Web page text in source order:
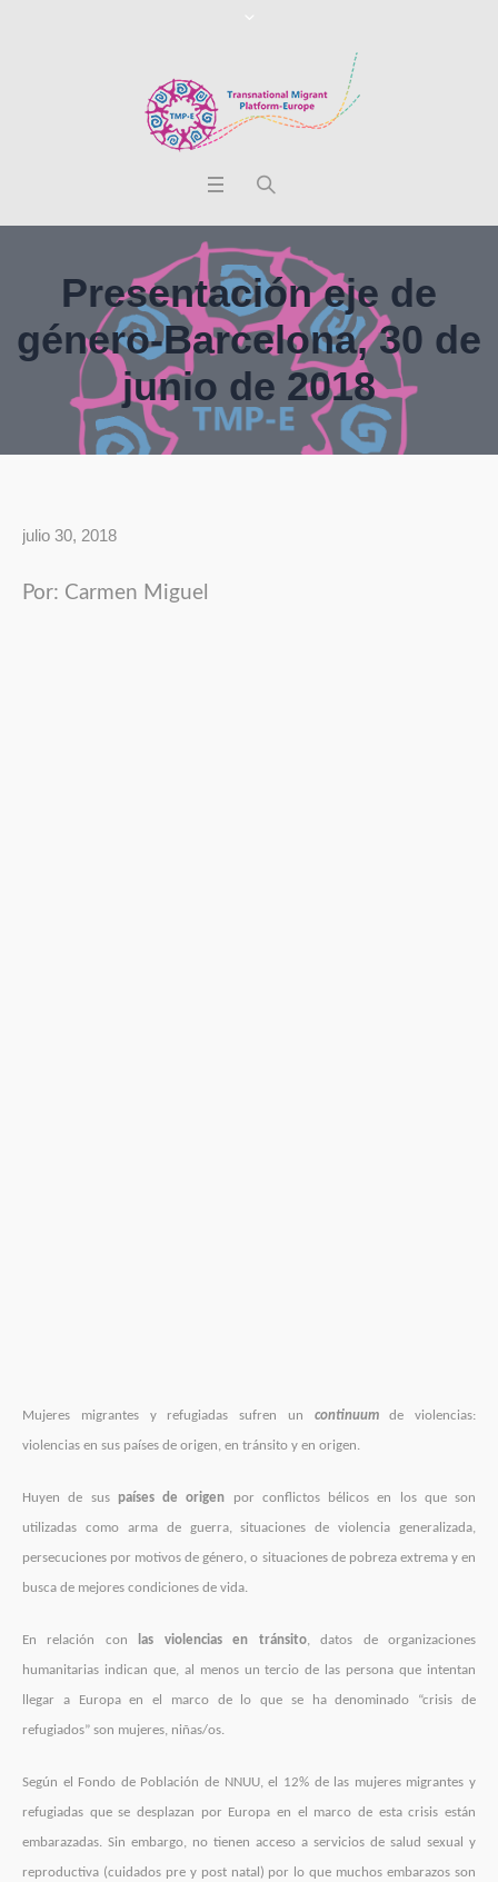
Presentación eje de
género-Barcelona, 30 de
junio de 2018
julio 30, 2018
Por: Carmen Miguel
Mujeres migrantes y refugiadas sufren un continuumde violencias:
violencias en sus países de origen, en tránsito y en origen.
Huyen de sus países de origen por conflictos bélicos en los que son
utilizadas como arma de guerra, situaciones de violencia generalizada,
persecuciones por motivos de género, o situaciones de pobreza extrema y en
busca de mejores condiciones de vida.
En relación con las violencias en tránsito, datos de organizaciones
humanitarias indican que, al menos un tercio de las persona que intentan
llegar a Europa en el marco de lo que se ha denominado “crisis de
refugiados” son mujeres, niñas/os.
Según el Fondo de Población de NNUU, el 12% de las mujeres migrantes y
refugiadas que se desplazan por Europa en el marco de esta crisis están
embarazadas. Sin embargo, no tienen acceso a servicios de salud sexual y
reproductiva (cuidados pre y post natal) por lo que muchos embarazos son